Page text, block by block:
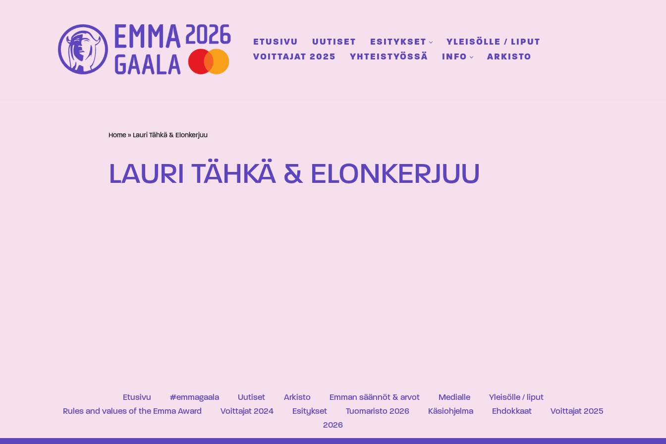
ETUSIVU UUTISET ESITYKSET
YLEISÖLLE / LIPUT
VOITTAJAT 2025
YHTEISTYÖSSÄ INFO ARKISTO
Home » Lauri Tähkä & Elonkerjuu
LAURI TÄHKÄ & ELONKERJUU
Etusivu #emmagaala Uutiset Arkisto Emman säännöt & arvot Medialle
Yleisölle / liput
Rules and values of the Emma Award
Voittajat 2024 Esitykset Tuomaristo 2026 Käsiohjelma Ehdokkaat
Voittajat 2025
2026